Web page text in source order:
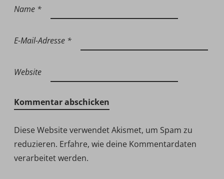
Name *
E-Mail-Adresse *
Website
Diese Website verwendet Akismet, um Spam zu
reduzieren. Erfahre, wie deine Kommentardaten
verarbeitet werden.